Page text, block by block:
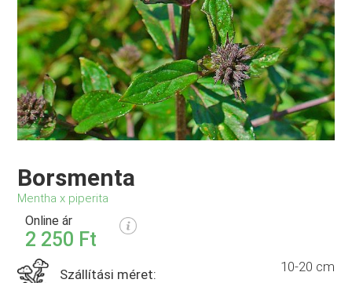
Borsmenta
Mentha x piperita
Online ár
2 250 Ft
Szállítási méret: 10-20 cm